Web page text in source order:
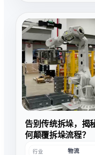
告别传统拆垛，揭
何颠覆拆垛流程？
行业 物流